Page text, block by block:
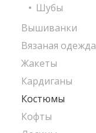
Шубы
Вышиванки
Вязаная одежда
Жакеты
Кардиганы
Костюмы
Кофты